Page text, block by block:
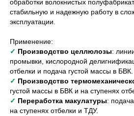
обработки волокнистых
стабильную и надежную работу в
эксплуатации.
Применение:
✓ Производство целлюлозы:
промывки, кислородной
отбелки и подача густой массы в БВК.
✓ Производство
густой массы в БВК и на ступенях
✓ Переработка макулатуры:
на ступенях отбелки и ТДУ.